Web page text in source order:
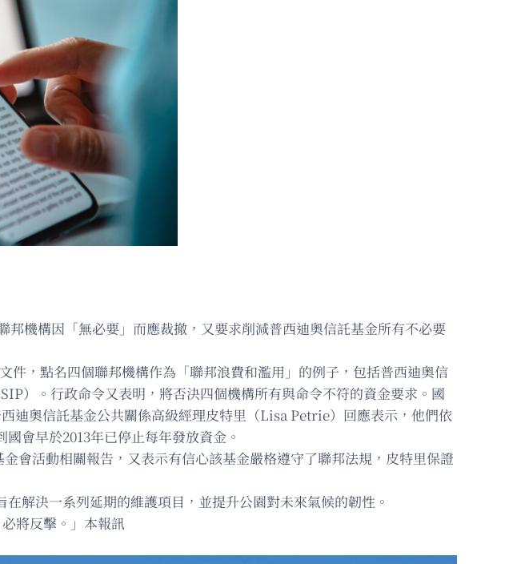
機構因「無必要」而應裁撤，又要求削減普西迪奧信託基金所有不必要
件，點名四個聯邦機構作為「聯邦浪費和濫用」的例子，包括普西迪奧信
）。行政命令又表明，將否決四個機構所有與命令不符的資金要求。國
迪奧信託基金公共關係高級經理皮特里（Lisa Petrie）回應表示，他們依
會早於2013年已停止每年發放資金。
會活動相關報告，又表示有信心該基金嚴格遵守了聯邦法規，皮特里保證
解決一系列延期的維護項目，並提升公園對未來氣候的韌性。
將反擊。」本報訊